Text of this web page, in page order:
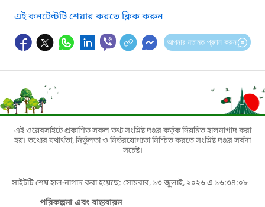
এই কনটেন্টটি শেয়ার করতে ক্লিক করুন
আপনার মতামত প্রদান করুন
এই ওয়েবসাইটে প্রকাশিত সকল তথ্য সংশ্লিষ্ট দপ্তর কর্তৃক নিয়মিত হালনাগাদ করা
হয়। তথ্যের যথার্থতা, নির্ভুলতা ও নির্ভরযোগ্যতা নিশ্চিত করতে সংশ্লিষ্ট দপ্তর সর্বদা
সচেষ্ট।
সাইটটি শেষ হাল-নাগাদ করা হয়েছে: সোমবার, ১৩ জুলাই, ২০২৬ এ ১৬:৩৪:০৮
পরিকল্পনা এবং বাস্তবায়ন